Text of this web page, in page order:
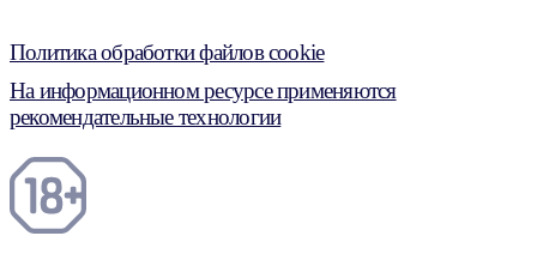
Политика обработки файлов cookie
На информационном ресурсе применяются
рекомендательные технологии